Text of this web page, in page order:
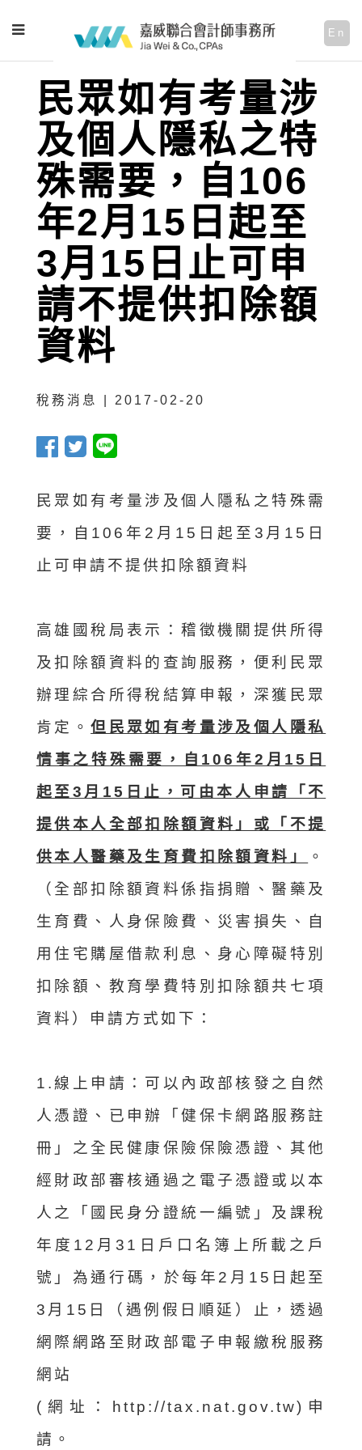
En
民眾如有考量涉
及個人隱私之特
殊需要，自106
年2月15日起至
3月15日止可申
請不提供扣除額
資料
稅務消息 | 2017-02-20
民眾如有考量涉及個人隱私之特殊需
要，自106年2月15日起至3月15日
止可申請不提供扣除額資料
高雄國稅局表示：稽徵機關提供所得
及扣除額資料的查詢服務，便利民眾
辦理綜合所得稅結算申報，深獲民眾
肯定。但民眾如有考量涉及個人隱私
情事之特殊需要，自106年2月15日
起至3月15日止，可由本人申請「不
提供本人全部扣除額資料」或「不提
供本人醫藥及生育費扣除額資料」
。
（全部扣除額資料係指捐贈、醫藥及
生育費、人身保險費、災害損失、自
用住宅購屋借款利息、身心障礙特別
扣除額、教育學費特別扣除額共七項
資料）申請方式如下：
1.線上申請：可以內政部核發之自然
人憑證、已申辦「健保卡網路服務註
冊」之全民健康保險保險憑證、其他
經財政部審核通過之電子憑證或以本
人之「國民身分證統一編號」及課稅
年度12月31日戶口名簿上所載之戶
號」為通行碼，於每年2月15日起至
3月15日（遇例假日順延）止，透過
網際網路至財政部電子申報繳稅服務
網站
(網址：http://tax.nat.gov.tw)申
請。